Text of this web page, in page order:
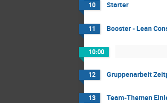
10 Starter
11 Booster - Lean
10:00
12 Gruppenarbeit
13 Team-Themen